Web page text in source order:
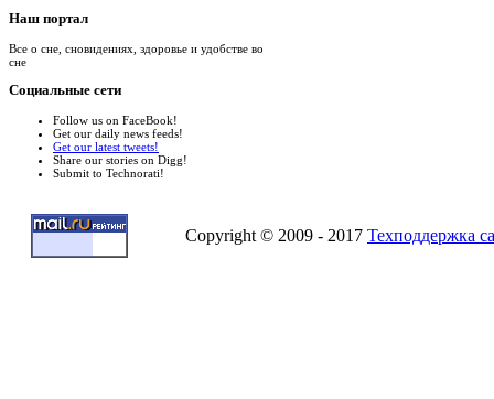
Наш портал
Все о сне, сновидениях, здоровье и удобстве во
сне
Социальные сети
Follow us on FaceBook!
Get our daily news feeds!
Get our latest tweets!
Share our stories on Digg!
Submit to Technorati!
Copyright © 2009 - 2017 Техподдержка